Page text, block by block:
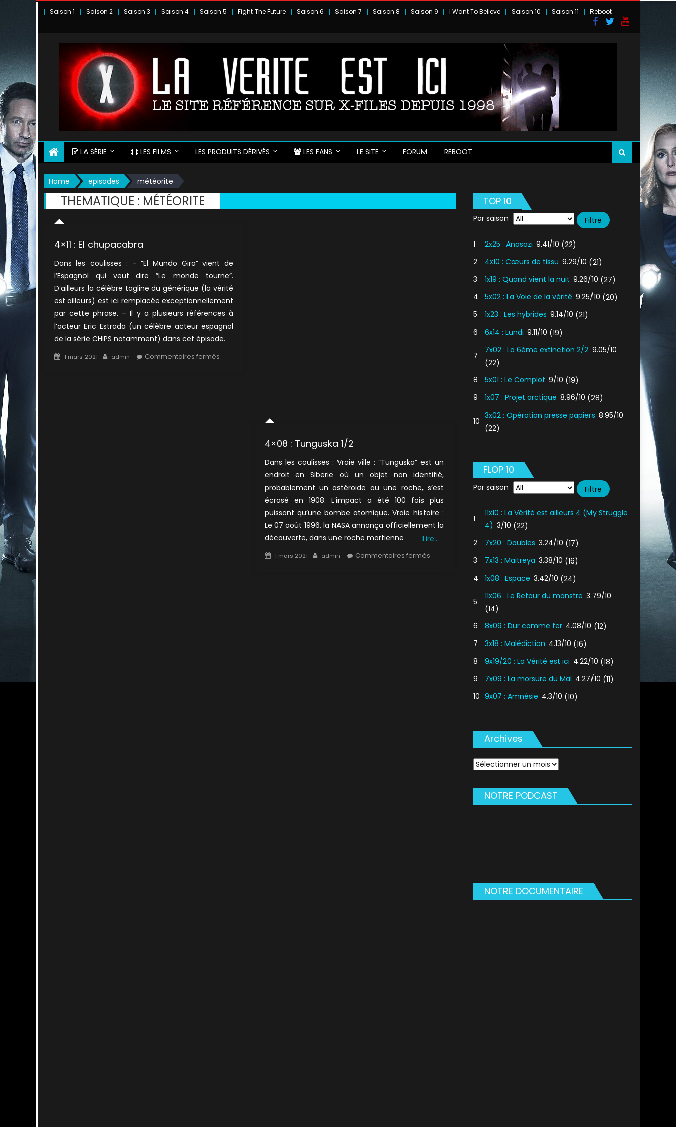
Saison 1 Saison 2 Saison 3 Saison 4 Saison 5 Fight The Future Saison 6 Saison 7 Saison 8 Saison 9 I Want To Believe Saison 10 Saison 11 Reboot
LA SÉRIE LES FILMS LES PRODUITS DÉRIVÉS LES FANS LE SITE FORUM REBOOT
Home episodes météorite
THEMATIQUE : MÉTÉORITE
4×11 : El chupacabra
Dans les coulisses : – ”El Mundo Gira” vient de
l’Espagnol qui veut dire ”Le monde tourne”.
D’ailleurs la célèbre tagline du générique (la vérité
est ailleurs) est ici remplacée exceptionnellement
par cette phrase. – Il y a plusieurs références à
l’acteur Eric Estrada (un célèbre acteur espagnol
de la série CHIPS notamment) dans cet épisode.
Posted
1 mars 2021 Author
admin Commentaires ferméssur
4×08 : Tunguska 1/2
Dans les coulisses : Vraie ville : ”Tunguska” est un
endroit en Siberie où un objet non identifié,
probablement un astéroïde ou une roche, s’est
écrasé en 1908. L’impact a été 100 fois plus
puissant qu’une bombe atomique. Vraie histoire :
Le 07 août 1996, la NASA annonça officiellement la
découverte, dans une roche martienne
Lire…
Posted
1 mars 2021 Author
admin Commentaires ferméssur
TOP 10
Par saison
1 2x25 : Anasazi 9.41/10 (22)
2
4x10 : Cœurs de tissu 9.29/10 (21)
3
1x19 : Quand vient la nuit 9.26/10 (27)
4
5x02 : La Voie de la vérité 9.25/10 (20)
5
1x23 : Les hybrides 9.14/10 (21)
6
6x14 : Lundi 9.11/10 (19)
7
7x02 : La 6ème extinction 2/2 9.05/10
(22)
8
5x01 : Le Complot 9/10 (19)
9
1x07 : Projet arctique 8.96/10 (28)
10
3x02 : Opération presse papiers 8.95/10
(22)
FLOP 10
Par saison
1
11x10 : La Vérité est ailleurs 4 (My Struggle
4) 3/10 (22)
2
7x20 : Doubles 3.24/10 (17)
3
7x13 : Maitreya 3.38/10 (16)
4
1x08 : Espace 3.42/10 (24)
5
11x06 : Le Retour du monstre 3.79/10
(14)
6
8x09 : Dur comme fer 4.08/10 (12)
7
3x18 : Malédiction 4.13/10 (16)
8
9x19/20 : La Vérité est ici 4.22/10 (18)
9
7x09 : La morsure du Mal 4.27/10 (11)
10 9x07 : Amnésie 4.3/10 (10)
Archives
Archives
NOTRE PODCAST
NOTRE DOCUMENTAIRE